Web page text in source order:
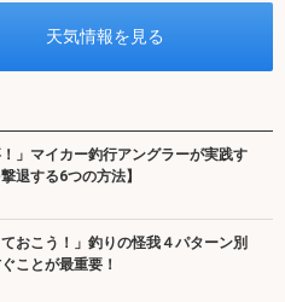
！」マイカー釣行アングラーが実践す
退する6つの方法】
ておこう！」釣りの怪我４パターン別
ことが最重要！